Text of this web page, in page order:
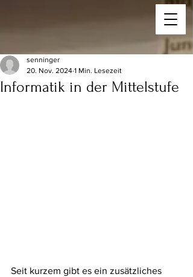
Informatik in der Mittelstufe
senninger
20. Nov. 2024 1 Min. Lesezeit
Seit kurzem gibt es ein zusätzliches